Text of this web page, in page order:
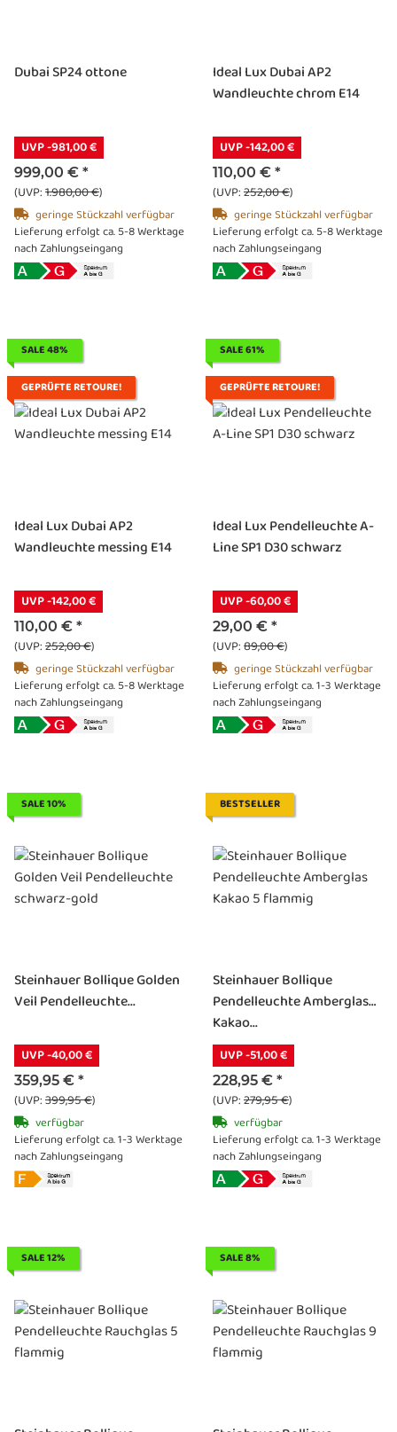
Dubai SP24 ottone
UVP -981,00 €
999,00 € *
(UVP:1.980,00 €)
geringe Stückzahl verfügbar
Lieferung erfolgt ca. 5-8 Werktage
nach Zahlungseingang
Ideal Lux Dubai AP2
Wandleuchte chrom E14
UVP -142,00 €
110,00 € *
(UVP:252,00 €)
geringe Stückzahl verfügbar
Lieferung erfolgt ca. 5-8 Werktage
nach Zahlungseingang
SALE 48%
GEPRÜFTE RETOURE!
Ideal Lux Dubai AP2
Wandleuchte messing E14
UVP -142,00 €
110,00 € *
(UVP:252,00 €)
geringe Stückzahl verfügbar
Lieferung erfolgt ca. 5-8 Werktage
nach Zahlungseingang
SALE 61%
GEPRÜFTE RETOURE!
Ideal Lux Pendelleuchte A-
Line SP1 D30 schwarz
UVP -60,00 €
29,00 € *
(UVP:89,00 €)
geringe Stückzahl verfügbar
Lieferung erfolgt ca. 1-3 Werktage
nach Zahlungseingang
SALE 10%
Steinhauer Bollique Golden
Veil Pendelleuchte...
UVP -40,00 €
359,95 € *
(UVP:399,95 €)
verfügbar
Lieferung erfolgt ca. 1-3 Werktage
nach Zahlungseingang
BESTSELLER
Steinhauer Bollique
Pendelleuchte Amberglas
Kakao...
UVP -51,00 €
228,95 € *
(UVP:279,95 €)
verfügbar
Lieferung erfolgt ca. 1-3 Werktage
nach Zahlungseingang
SALE 12% SALE 8%